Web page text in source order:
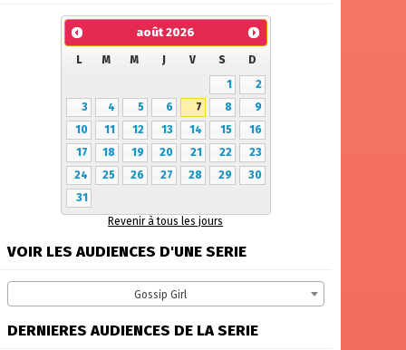
août 2026
L M M J V S
D
1
2
3
4 5 6 7 8
9
10
11 12 13 14 15
16
17
18 19 20 21 22
23
24
25 26 27 28 29
30
31
Revenir à tous les jours
VOIR LES AUDIENCES D'UNE SERIE
Gossip Girl
DERNIERES AUDIENCES DE LA SERIE